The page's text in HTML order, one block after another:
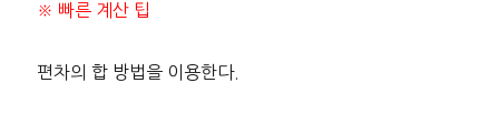
※ 빠른 계산 팁
편차의 합 방법을 이용한다.